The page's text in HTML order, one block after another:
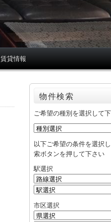
賃貸情報
物件検索
ご希望の種別を選択して
以下ご希望の条件を選択
索ボタンを押して下さい
駅選択
市区選択